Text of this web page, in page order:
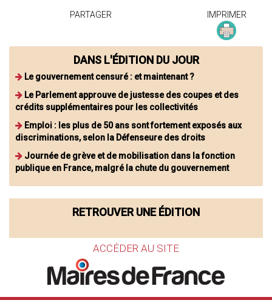
PARTAGER IMPRIMER
DANS L'ÉDITION DU JOUR
Le gouvernement censuré : et maintenant ?
Le Parlement approuve de justesse des coupes et des
crédits supplémentaires pour les collectivités
Emploi : les plus de 50 ans sont fortement exposés aux
discriminations, selon la Défenseure des droits
Journée de grève et de mobilisation dans la fonction
publique en France, malgré la chute du gouvernement
RETROUVER UNE ÉDITION
ACCÉDER AU SITE